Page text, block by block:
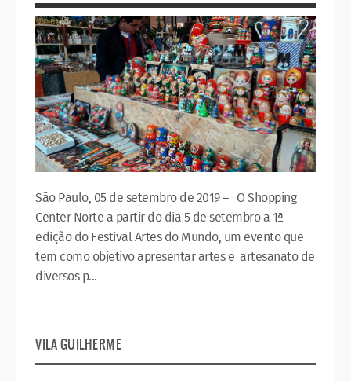
São Paulo, 05 de setembro de 2019 – O Shopping
Center Norte a partir do dia 5 de setembro a 1ª
edição do Festival Artes do Mundo, um evento que
tem como objetivo apresentar artes e artesanato de
diversos p...
VILA GUILHERME